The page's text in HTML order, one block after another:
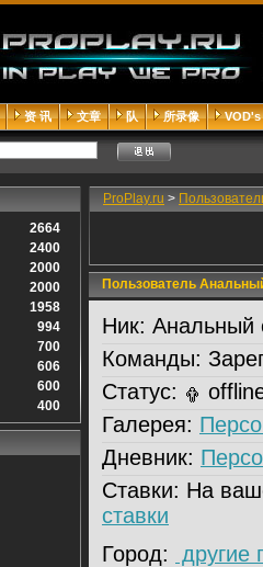
资 讯 文章 队 所录像 VOD's
2664
2400
2000
2000
1958
994
700
606
600
400
ProPlay.ru >
Пользователь
Ник: Анальный
Команды:
Статус:
Галерея:
Дневник:
Ставки: На
ставки
Город:
другие